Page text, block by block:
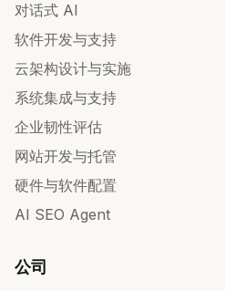
对话式 AI
软件开发与支持
云架构设计与实施
系统集成与支持
企业韧性评估
网站开发与托管
硬件与软件配置
AI SEO Agent
公司